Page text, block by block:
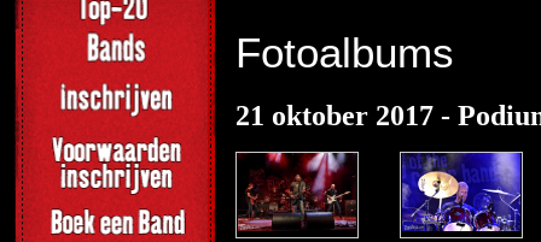
Fotoalbums
21 oktober 2017 -